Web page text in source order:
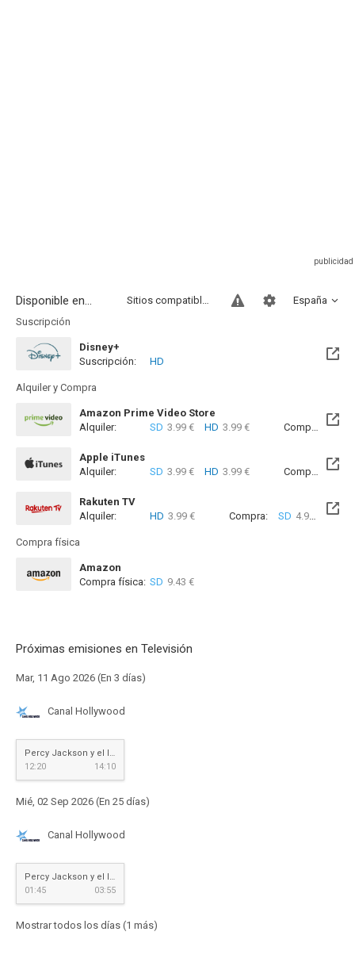
Disponible en... España
Sitios compatibles
Suscripción
Disney+
Suscripción:
HD
Alquiler y Compra
Amazon Prime Video Store
Alquiler:
SD 3.99 € HD 3.99 € Compra: SD
Apple iTunes
Alquiler:
SD 3.99 € HD 3.99 € Compra: SD
Rakuten TV
Alquiler:
HD 3.99 € Compra: SD 4.99 € HD
Compra física
Amazon
Compra física: SD 9.43 €
Próximas emisiones en Televisión
Mar, 11 Ago 2026 (En 3 días)
Canal Hollywood
Percy Jackson y el ladrón del rayo
12:20
14:10
Mié, 02 Sep 2026 (En 25 días)
Canal Hollywood
Percy Jackson y el ladrón del rayo
01:45
03:55
Mostrar todos los días (1 más)